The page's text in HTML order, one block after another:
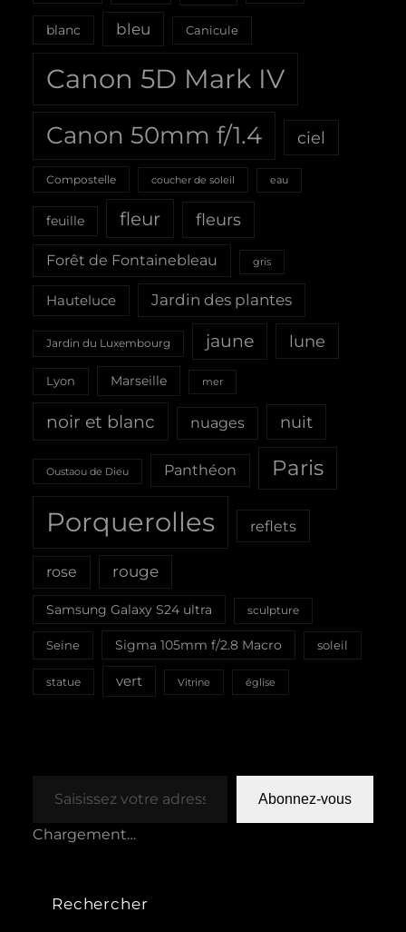
blanc bleu Canicule
Canon 5D Mark IV
Canon 50mm f/1.4 ciel
Compostelle coucher de soleil eau
feuille fleur fleurs
Forêt de Fontainebleau gris
Hauteluce Jardin des plantes
Jardin du Luxembourg jaune lune
Lyon Marseille mer
noir et blanc nuages nuit
Oustaou de Dieu Panthéon Paris
Porquerolles reflets
rose rouge
Samsung Galaxy S24 ultra sculpture
Seine Sigma 105mm f/2.8 Macro soleil
statue vert Vitrine église
Abonnez-vous
Chargement…
Rechercher